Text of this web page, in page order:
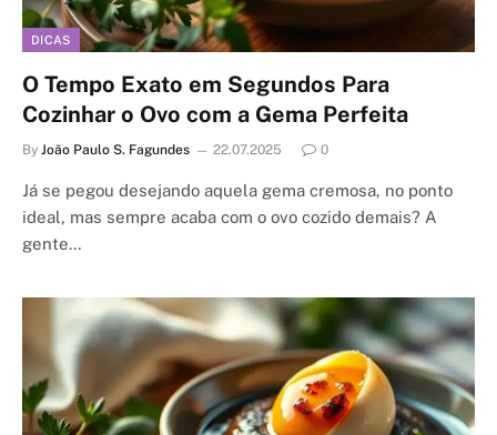
DICAS
O Tempo Exato em Segundos Para
Cozinhar o Ovo com a Gema Perfeita
By João Paulo S. Fagundes 22.07.2025 0
Já se pegou desejando aquela gema cremosa, no ponto
ideal, mas sempre acaba com o ovo cozido demais? A
gente…